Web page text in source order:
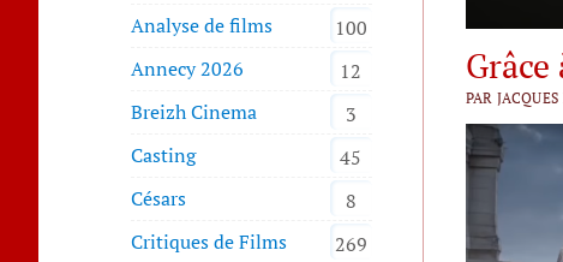
Analyse de films
100
Annecy 2026
12
Breizh Cinema
3
Casting
45
Césars
8
Critiques de Films
269
PAR